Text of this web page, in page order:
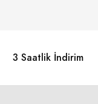
3 Saatlik İndirim